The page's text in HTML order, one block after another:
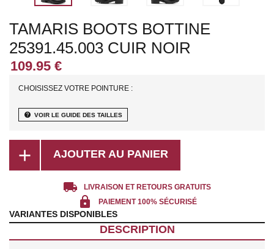
TAMARIS BOOTS BOTTINE
25391.45.003 CUIR NOIR
CHOISISSEZ VOTRE POINTURE :
help VOIR LE GUIDE DES TAILLES
add AJOUTER AU PANIER
local_shipping LIVRAISON ET RETOURS GRATUITS
lock PAIEMENT 100% SÉCURISÉ
VARIANTES DISPONIBLES
DESCRIPTION